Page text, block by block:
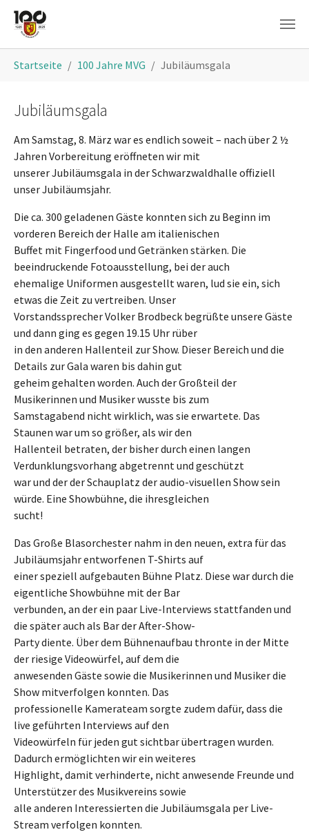
Skip to main content
Startseite 100 Jahre MVG Jubiläumsgala
Jubiläumsgala
Am Samstag, 8. März war es endlich soweit – nach über 2 ½
Jahren Vorbereitung eröffneten wir mit
unserer Jubiläumsgala in der Schwarzwaldhalle offiziell
unser Jubiläumsjahr.
Die ca. 300 geladenen Gäste konnten sich zu Beginn im
vorderen Bereich der Halle am italienischen
Buffet mit Fingerfood und Getränken stärken. Die
beeindruckende Fotoausstellung, bei der auch
ehemalige Uniformen ausgestellt waren, lud sie ein, sich
etwas die Zeit zu vertreiben. Unser
Vorstandssprecher Volker Brodbeck begrüßte unsere Gäste
und dann ging es gegen 19.15 Uhr rüber
in den anderen Hallenteil zur Show. Dieser Bereich und die
Details zur Gala waren bis dahin gut
geheim gehalten worden. Auch der Großteil der
Musikerinnen und Musiker wusste bis zum
Samstagabend nicht wirklich, was sie erwartete. Das
Staunen war um so größer, als wir den
Hallenteil betraten, der bisher durch einen langen
Verdunklungsvorhang abgetrennt und geschützt
war und der der Schauplatz der audio-visuellen Show sein
würde. Eine Showbühne, die ihresgleichen
sucht!
Das Große Blasorchester nahm in den neuen, extra für das
Jubiläumsjahr entworfenen T-Shirts auf
einer speziell aufgebauten Bühne Platz. Diese war durch die
eigentliche Showbühne mit der Bar
verbunden, an der ein paar Live-Interviews stattfanden und
die später auch als Bar der After-Show-
Party diente. Über dem Bühnenaufbau thronte in der Mitte
der riesige Videowürfel, auf dem die
anwesenden Gäste sowie die Musikerinnen und Musiker die
Show mitverfolgen konnten. Das
professionelle Kamerateam sorgte zudem dafür, dass die
live geführten Interviews auf den
Videowürfeln für jeden gut sichtbar übertragen wurden.
Dadurch ermöglichten wir ein weiteres
Highlight, damit verhinderte, nicht anwesende Freunde und
Unterstützer des Musikvereins sowie
alle anderen Interessierten die Jubiläumsgala per Live-
Stream verfolgen konnten.